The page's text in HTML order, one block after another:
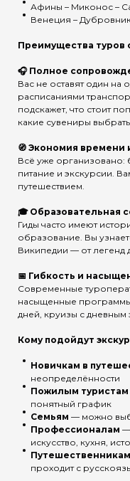
Афины – Миконос –
Венеция –
Преимущества туров
🎧 Полное
Вас не оставят один
расписаниями
подскажет, что стоит
какие сувениры
🧭 Экономия времени
Всё уже организовано:
питание и экскурсии.
путешествием.
🎓 Образовательная
Гиды часто имеют
образование. Вы
Википедии — от легенд
📅 Гибкость и
Современные
насыщенные программы
дней, круизы с
Кому подойдут
Новичкам в
неопределённости
Пожилым туристам
понятный график
Семьям — можно
Профессионалам —
искусство, кухня,
проходит с